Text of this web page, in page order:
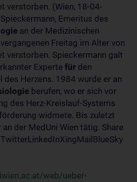
verstorben. (Wien, 18-04-
Emeritus des
an der Medizinischen
Freitag im Alter von
verstorben. Spieckermann galt
Experte für den
Herzens. 1984 wurde er an
berufen, wo er sich vor
des Herz-Kreislauf-Systems
widmete. Bis zuletzt
der MedUni Wien tätig. Share
web/ueber-